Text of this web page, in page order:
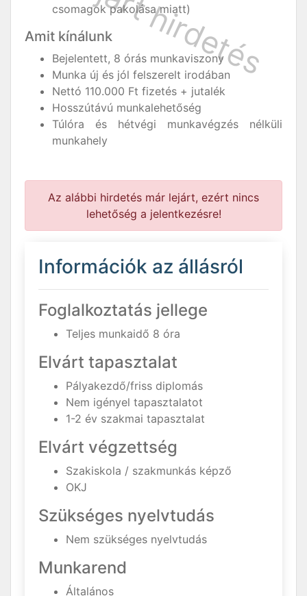
csomagok pakolása miatt)
Amit kínálunk
Bejelentett, 8 órás munkaviszony
Munka új és jól felszerelt irodában
Nettó 110.000 Ft fizetés + jutalék
Hosszútávú munkalehetőség
Túlóra és hétvégi munkavégzés nélküli
munkahely
Az alábbi hirdetés már lejárt, ezért nincs
lehetőség a jelentkezésre!
Információk az állásról
Foglalkoztatás jellege
Teljes munkaidő 8 óra
Elvárt tapasztalat
Pályakezdő/friss diplomás
Nem igényel tapasztalatot
1-2 év szakmai tapasztalat
Elvárt végzettség
Szakiskola / szakmunkás képző
OKJ
Szükséges nyelvtudás
Nem szükséges nyelvtudás
Munkarend
Általános